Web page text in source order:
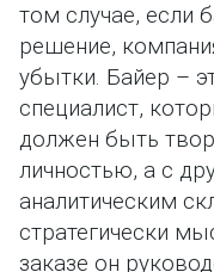
том случае, если
решение,
убытки. Байер –
специалист,
должен быть
личностью, а с
аналитическим
стратегически
заказе он